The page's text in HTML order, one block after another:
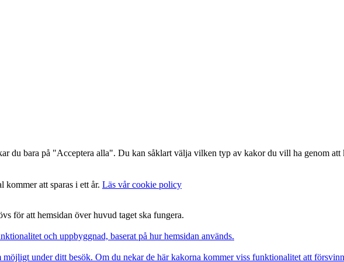
du bara på "Acceptera alla". Du kan såklart välja vilken typ av kakor du vill ha genom
att sparas i ett år. Läs vår cookie policy
för att hemsidan över huvud taget ska fungera.
och uppbyggnad, baserat på hur hemsidan används.
möjligt under ditt besök. Om du nekar de här kakorna kommer viss funktionalitet att